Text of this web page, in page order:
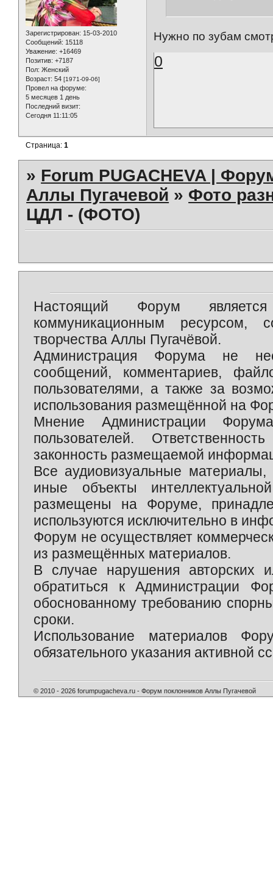
Зарегистрирован: 15-03-2010
Сообщений: 15118
Уважение: +16469
Позитив: +7187
Пол: Женский
Возраст: 54 [1971-09-06]
Провел на форуме:
5 месяцев 1 день
Последний визит:
Сегодня 11:11:05
Нужно по зубам
0
Страница:1
» Forum PUGACHEVA |
Аллы Пугачевой » Фото
ЦДЛ - (ФОТО)
Настоящий Форум является
коммуникационным ресурсом,
творчества Аллы Пугачёвой.
Администрация Форума не
сообщений, комментариев,
пользователями, а также за
использования размещённой на
Мнение Администрации
пользователей.
законность размещаемой
Все аудиовизуальные
иные объекты
размещены на Форуме,
используются исключительно в
Форум не осуществляет
из размещённых материалов.
В случае нарушения авторских
обратиться к Администрации
обоснованному требованию
сроки.
Использование материалов
обязательного указания активной
© 2010 - 2026 forumpugacheva.ru - Форум поклонников Аллы Пугачевой